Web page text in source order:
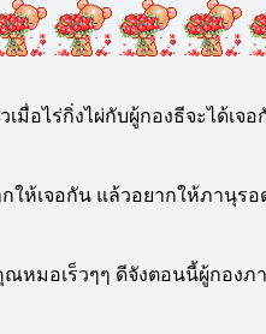
เมื่อไร่กิ่งไผ่กับผู้กองธีจะได้เจ
ให้เจอกัน แล้วอยากให้ภานุรอ
ณหมอเร็วๆๆ ดีจังตอนนี้ผู้กอง